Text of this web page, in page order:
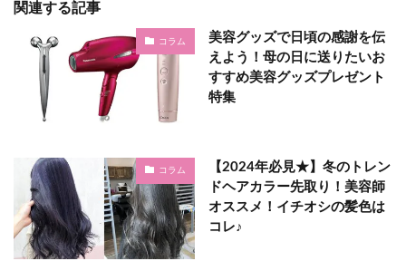
関連する記事
コラム
美容グッズで日頃の感謝を伝
えよう！母の日に送りたいお
すすめ美容グッズプレゼント
特集
コラム
【2024年必見★】冬のトレン
ドヘアカラー先取り！美容師
オススメ！イチオシの髪色は
コレ♪